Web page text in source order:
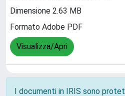
Dimensione 2.63 MB
Formato Adobe PDF
Visualizza/Apri
I documenti in IRIS sono